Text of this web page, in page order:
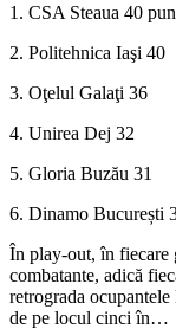
1. CSA Steaua 40
2. Politehnica Iaşi 40
3. Oţelul Galaţi 36
4. Unirea Dej 32
5. Gloria Buzău 31
6. Dinamo București
În play-out, în fiecare
combatante, adică
retrograda
de pe locul cinci în…